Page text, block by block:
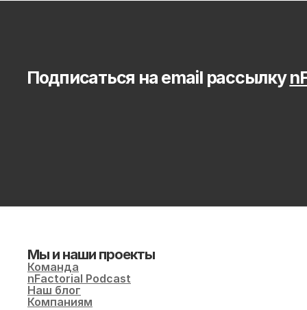
Подписаться на email рассылку
Мы и наши проекты
Команда
nFactorial Podcast
Наш блог
Компаниям